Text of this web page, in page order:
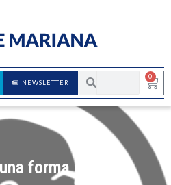
0
NEWSLETTER
forma de